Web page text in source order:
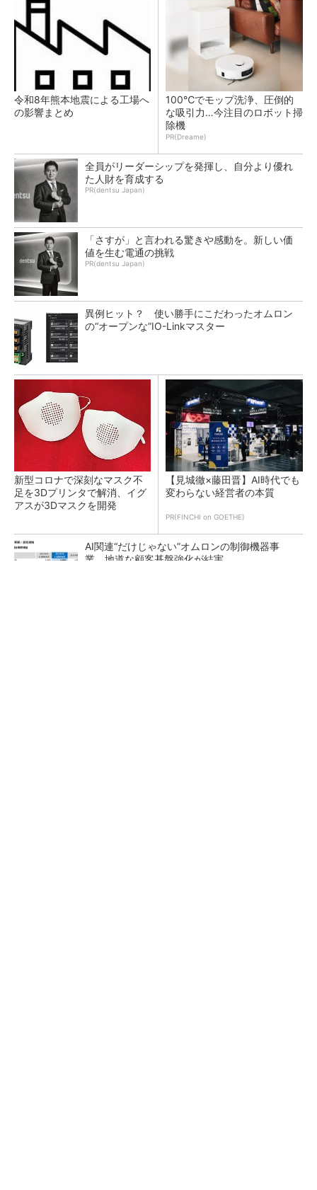
令和8年熊本地震による工場へ
の影響まとめ
100℃でモップ洗浄、圧倒的
な吸引力…今注目のロボット掃
除機
PR(Dreame)
全員がリーダーシップを発揮し、自分より優れ
た人財を育成する
PR(dentsu Japan)
「さすが」と言われる驚きや感動を。新しい価
値を生む電通の挑戦
PR(dentsu Japan)
異例ヒット？ 使い勝手にこだわったオムロン
の“オープンな”IO-Linkマスター
新型コロナで深刻なマスク不
足を3Dプリンタで解消、イグ
アスが3Dマスクを開発
【見城徹×藤田晋】AI時代でも
変わらない経営者の本質
PR(FINCHI on GOETHE)
AI関連“だけじゃない”オムロンの制御機器事
業、地道な顧客基盤強化が結実